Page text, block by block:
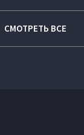
СМОТРЕТЬ ВСЕ